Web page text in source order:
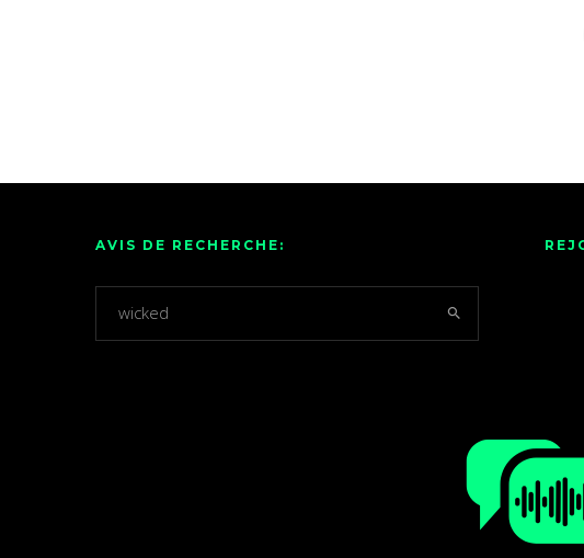
AVIS DE RECHERCHE: